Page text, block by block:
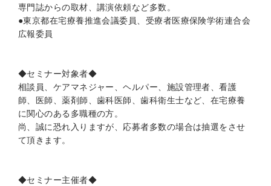
専門誌からの取材、講演依頼など多数。
●東京都在宅療養推進会議委員、受療者医療保険学術連合会
広報委員
◆セミナー対象者◆
相談員、ケアマネジャー、ヘルパー、施設管理者、看護
師、医師、薬剤師、歯科医師、歯科衛生士など、在宅療養
に関心のある多職種の方。
尚、誠に恐れ入りますが、応募者多数の場合は抽選をさせ
て頂きます。
◆セミナー主催者◆